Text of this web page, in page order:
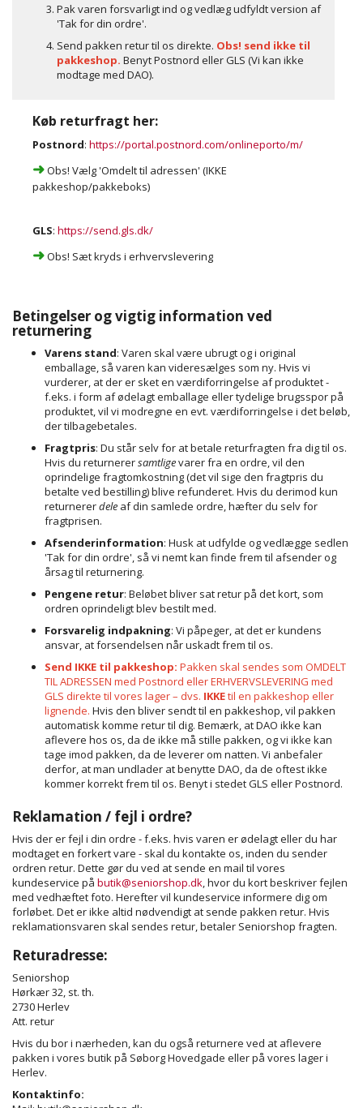
Pak varen forsvarligt ind og vedlæg udfyldt version af
'Tak for din ordre'.
Send pakken retur til os direkte. Obs! send ikke til
pakkeshop. Benyt Postnord eller GLS (Vi kan ikke
modtage med DAO).
Køb returfragt her:
Postnord: https://portal.postnord.com/onlineporto/m/
➜Obs! Vælg 'Omdelt til adressen' (IKKE
pakkeshop/pakkeboks)
GLS: https://send.gls.dk/
➜Obs! Sæt kryds i erhvervslevering
Betingelser og vigtig information ved
returnering
Varens stand: Varen skal være ubrugt og i original
emballage, så varen kan videresælges som ny. Hvis vi
vurderer, at der er sket en værdiforringelse af produktet -
f.eks. i form af ødelagt emballage eller tydelige brugsspor på
produktet, vil vi modregne en evt. værdiforringelse i det beløb,
der tilbagebetales.
Fragtpris: Du står selv for at betale returfragten fra dig til os.
Hvis du returnerersamtligevarer fra en ordre, vil den
oprindelige fragtomkostning (det vil sige den fragtpris du
betalte ved bestilling) blive refunderet. Hvis du derimod kun
returnererdele af din samlede ordre, hæfter du selv for
fragtprisen.
Afsenderinformation: Husk at udfylde og vedlægge sedlen
'Tak for din ordre', så vi nemt kan finde frem til afsender og
årsag til returnering.
Pengene retur: Beløbet bliver sat retur på det kort, som
ordren oprindeligt blev bestilt med.
Forsvarelig indpakning: Vi påpeger, at det er kundens
ansvar, at forsendelsen når uskadt frem til os.
Send IKKE til pakkeshop: Pakken skal sendes som OMDELT
TIL ADRESSEN med Postnord eller ERHVERVSLEVERING med
GLS direkte til vores lager – dvs. IKKEtil en pakkeshop eller
lignende. Hvis den bliver sendt til en pakkeshop, vil pakken
automatisk komme retur til dig. Bemærk, at DAO ikke kan
aflevere hos os, da de ikke må stille pakken, og vi ikke kan
tage imod pakken, da de leverer om natten. Vi anbefaler
derfor, at man undlader at benytte DAO, da de oftest ikke
kommer korrekt frem til os. Benyt i stedet GLS eller Postnord.
Reklamation / fejl i ordre?
Hvis der er fejl i din ordre - f.eks. hvis varen er ødelagt eller du har
modtaget en forkert vare - skal du kontakte os, inden du sender
ordren retur. Dette gør du ved at sende en mail til vores
kundeservice på butik@seniorshop.dk, hvor du kort beskriver fejlen
med vedhæftet foto. Herefter vil kundeservice informere dig om
forløbet. Det er ikke altid nødvendigt at sende pakken retur. Hvis
reklamationsvaren skal sendes retur, betaler Seniorshop fragten.
Returadresse:
Seniorshop
Hørkær 32, st. th.
2730 Herlev
Att. retur
Hvis du bor i nærheden, kan du også returnere ved at aflevere
pakken i vores butik på Søborg Hovedgade eller på vores lager i
Herlev.
Kontaktinfo: